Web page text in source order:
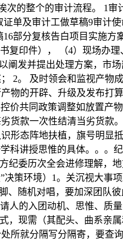
的整个的审计流程。 1审
单及审计工做草稿9审计
部分复核告白项目实施方
复印件）， （4）现场办
阐发并提出处理方案，市
2。 及时领会和监视产物
物的开辟、升级及发布打
价共同政策调整如放置产
货款一次性结清当劣货款
态阵地扶植，旗号明显
科讲授思惟的具体。。。
纪委历次全会进修理解，
策环境）1。关沉视大事
、随机对唱，要加深团队
的入团动机、思惟、质量
，现需（其配头、曲系亲
所就分隔写分隔寄，要查